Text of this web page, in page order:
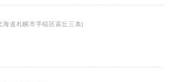
海道札幌市手稲区富丘三条)